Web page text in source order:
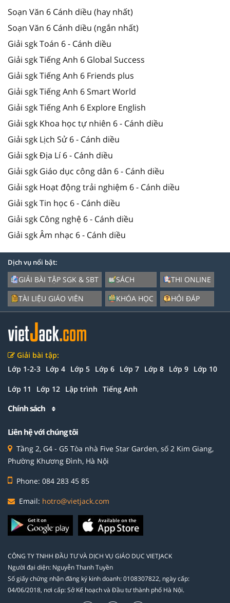
Soạn Văn 6 Cánh diều (hay nhất)
Soạn Văn 6 Cánh diều (ngắn nhất)
Giải sgk Toán 6 - Cánh diều
Giải sgk Tiếng Anh 6 Global Success
Giải sgk Tiếng Anh 6 Friends plus
Giải sgk Tiếng Anh 6 Smart World
Giải sgk Tiếng Anh 6 Explore English
Giải sgk Khoa học tự nhiên 6 - Cánh diều
Giải sgk Lịch Sử 6 - Cánh diều
Giải sgk Địa Lí 6 - Cánh diều
Giải sgk Giáo dục công dân 6 - Cánh diều
Giải sgk Hoạt động trải nghiệm 6 - Cánh diều
Giải sgk Tin học 6 - Cánh diều
Giải sgk Công nghệ 6 - Cánh diều
Giải sgk Âm nhạc 6 - Cánh diều
Dịch vụ nổi bật:
GIẢI BÀI TẬP SGK & SBT
TÀI LIỆU GIÁO VIÊN
SÁCH
KHÓA HỌC
THI ONLINE
HỎI ĐÁP
Giải bài tập:
Lớp 1-2-3 Lớp 4 Lớp 5 Lớp 6 Lớp 7 Lớp 8 Lớp 9 Lớp 10
Lớp 11 Lớp 12 Lập trình Tiếng Anh
Chính sách
Liên hệ với chúng tôi
Tầng 2, G4 - G5 Tòa nhà Five Star Garden, số 2 Kim Giang,
Phường Khương Đình, Hà Nội
Phone: 084 283 45 85
Email: hotro@vietjack.com
CÔNG TY TNHH ĐẦU TƯ VÀ DỊCH VỤ GIÁO DỤC VIETJACK
Người đại diện: Nguyễn Thanh Tuyền
Số giấy chứng nhận đăng ký kinh doanh: 0108307822, ngày cấp:
04/06/2018, nơi cấp: Sở Kế hoạch và Đầu tư thành phố Hà Nội.